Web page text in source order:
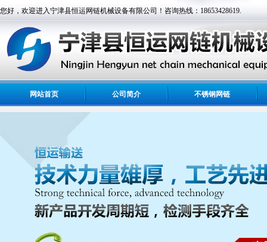
您好，欢迎进入宁津县恒运网链机械设备有限公司！咨询热线：18653428619.
网站首页 公司简介 不锈钢网链